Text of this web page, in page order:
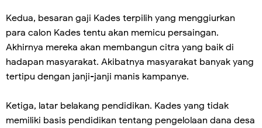
Kedua, besaran gaji Kades terpilih yang menggiurkan
para calon Kades tentu akan memicu persaingan.
Akhirnya mereka akan membangun citra yang baik di
hadapan masyarakat. Akibatnya masyarakat banyak yang
tertipu dengan janji-janji manis kampanye.
Ketiga, latar belakang pendidikan. Kades yang tidak
memiliki basis pendidikan tentang pengelolaan dana desa